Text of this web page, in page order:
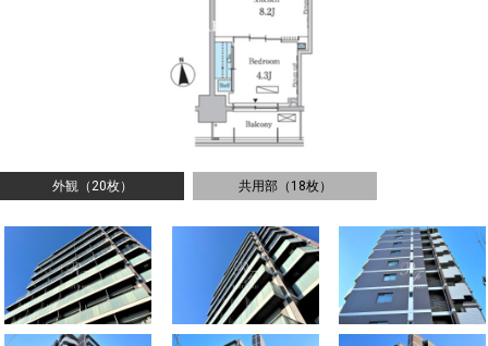
外観（20枚） 共用部（18枚）